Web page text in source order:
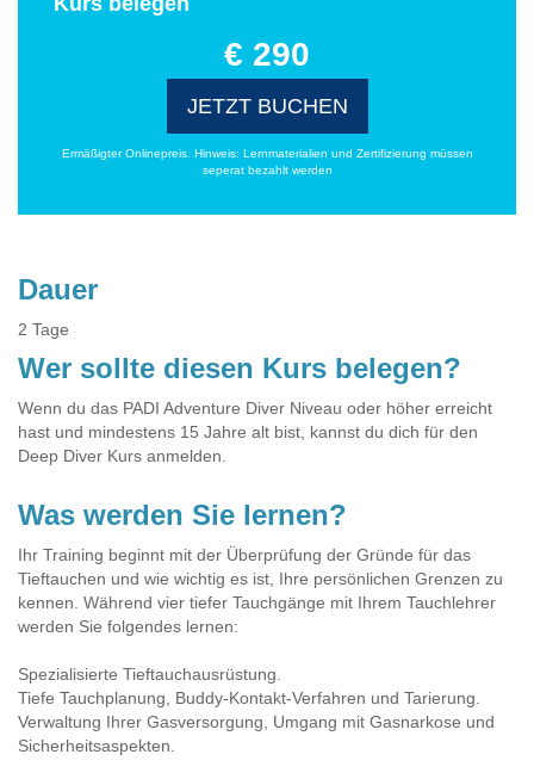
€ 290
JETZT BUCHEN
Ermäßigter Onlinepreis. Hinweis: Lernmaterialien und Zertifizierung müssen
seperat bezahlt werden
Dauer
2 Tage
Wer sollte diesen Kurs belegen?
Wenn du das PADI Adventure Diver Niveau oder höher erreicht
hast und mindestens 15 Jahre alt bist, kannst du dich für den
Deep Diver Kurs anmelden.
Was werden Sie lernen?
Ihr Training beginnt mit der Überprüfung der Gründe für das
Tieftauchen und wie wichtig es ist, Ihre persönlichen Grenzen zu
kennen. Während vier tiefer Tauchgänge mit Ihrem Tauchlehrer
werden Sie folgendes lernen:
Spezialisierte Tieftauchausrüstung.
Tiefe Tauchplanung, Buddy-Kontakt-Verfahren und Tarierung.
Verwaltung Ihrer Gasversorgung, Umgang mit Gasnarkose und
Sicherheitsaspekten.